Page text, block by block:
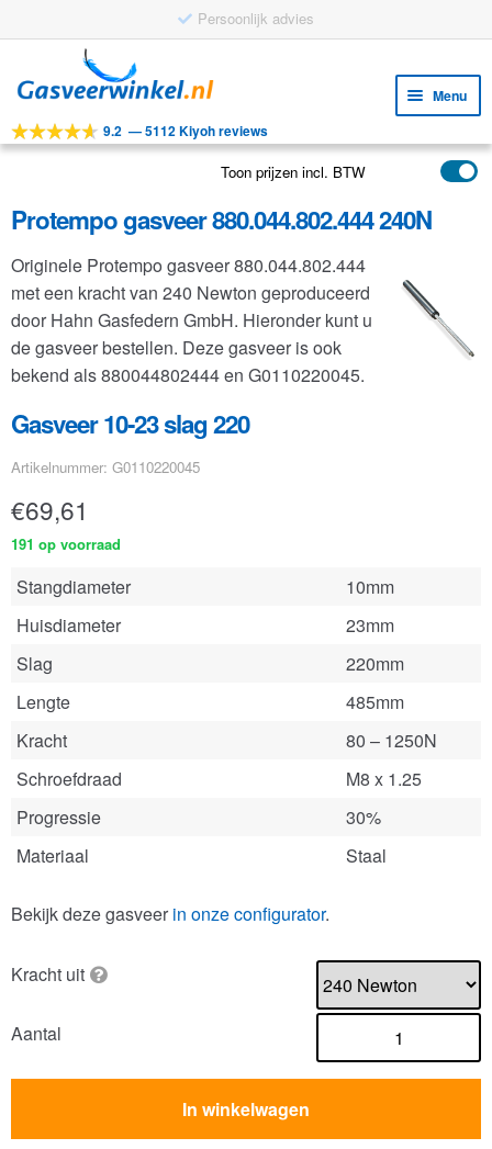
Persoonlijk advies
door
navigatie
naar
inhoud
Menu
Tools
Toepassingen
Klantenservice
FAQ
9.2 —5112 Kiyoh reviews
Toon prijzen incl. BTW
Protempo gasveer 880.044.802.444 240N
Originele Protempo gasveer 880.044.802.444
met een kracht van 240 Newton geproduceerd
door Hahn Gasfedern GmbH. Hieronder kunt u
de gasveer bestellen. Deze gasveer is ook
bekend als 880044802444 en G0110220045.
Gasveer 10-23 slag 220
Artikelnummer: G0110220045
€69,61
191 op voorraad
Stangdiameter
10mm
Huisdiameter
23mm
Slag
220mm
Lengte
485mm
Kracht
80 – 1250N
Schroefdraad
M8 x 1.25
Progressie
30%
Materiaal
Staal
Bekijk deze gasveer in onze configurator.
Kracht uit
Aantal
In winkelwagen